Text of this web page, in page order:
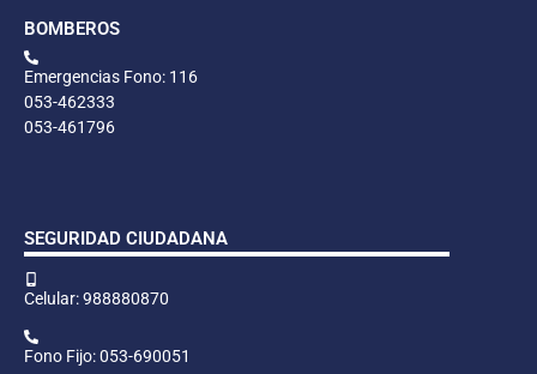
BOMBEROS
Emergencias Fono: 116
053-462333
053-461796
SEGURIDAD CIUDADANA
Celular: 988880870
Fono Fijo: 053-690051